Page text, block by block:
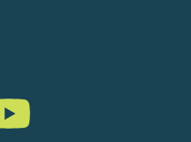
Y
o